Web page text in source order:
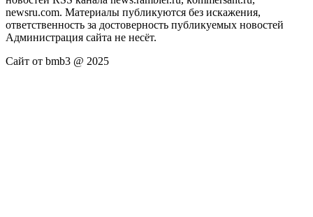
newsru.com. Материалы публикуются без искажения,
ответственность за достоверность публикуемых новостей
Администрация сайта не несёт.
Сайт от bmb3 @ 2025